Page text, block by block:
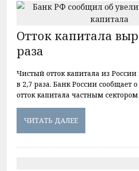
Отток капитала
раза
Чистый отток капитала из России
в 2,7 раза. Банк России сообщает
отток капитала частным
ЧИТАТЬ ДАЛЕЕ